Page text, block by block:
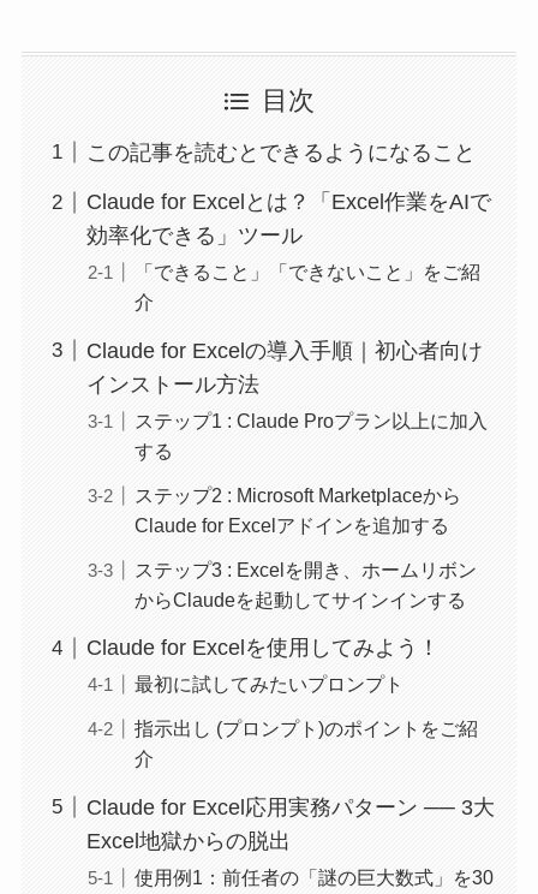
目次
この記事を読むとできるようになること
Claude for Excelとは？「Excel作業をAIで
効率化できる」ツール
「できること」「できないこと」をご紹
介
Claude for Excelの導入手順｜初心者向け
インストール方法
ステップ1 : Claude Proプラン以上に加入
する
ステップ2 : Microsoft Marketplaceから
Claude for Excelアドインを追加する
ステップ3 : Excelを開き、ホームリボン
からClaudeを起動してサインインする
Claude for Excelを使用してみよう！
最初に試してみたいプロンプト
指示出し (プロンプト)のポイントをご紹
介
Claude for Excel応用実務パターン ── 3大
Excel地獄からの脱出
使用例1：前任者の「謎の巨大数式」を30